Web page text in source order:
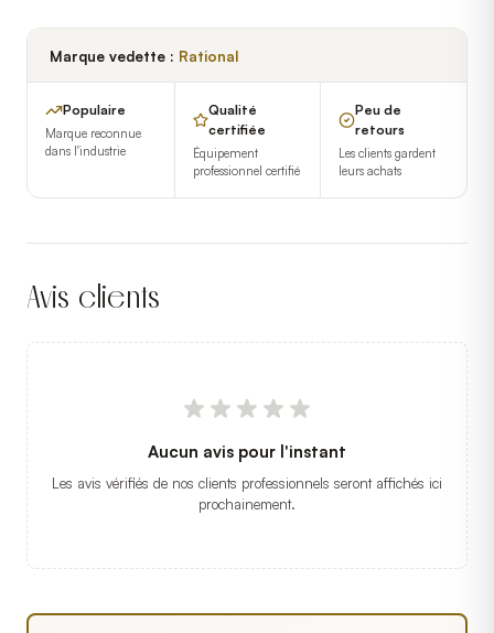
Marque vedette : Rational
Populaire
Marque reconnue
dans l'industrie
Qualité
certifiée
Équipement
professionnel certifié
Peu de
retours
Les clients gardent
leurs achats
Avis clients
Aucun avis pour l'instant
Les avis vérifiés de nos clients professionnels seront affichés ici
prochainement.